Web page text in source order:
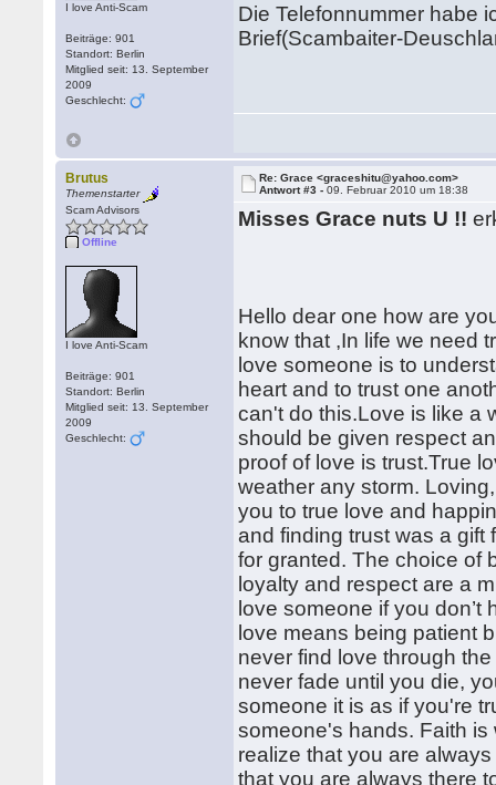
I love Anti-Scam
Beiträge: 901
Standort: Berlin
Mitglied seit: 13. September
2009
Geschlecht:
Die Telefonnummer habe
Brief(Scambaiter-
Brutus
Themenstarter
Scam Advisors
Offline
I love Anti-Scam
Beiträge: 901
Standort: Berlin
Mitglied seit: 13. September
2009
Geschlecht:
Re: Grace <graceshitu@yahoo.com>
Antwort #3 -09. Februar 2010 um 18:38
Misses Grace nuts U !!
Hello dear one how are
know that ,In life we need
love someone is to
heart and to trust one
can't do this.Love is like a
should be given respect
proof of love is trust.True
weather any storm.
you to true love and
and finding trust was a
for granted. The choice of
loyalty and respect are a
love someone if you
love means being patient
never find love through
never fade until you die,
someone it is as if you're
someone's hands. Faith
realize that you are
that you are always there